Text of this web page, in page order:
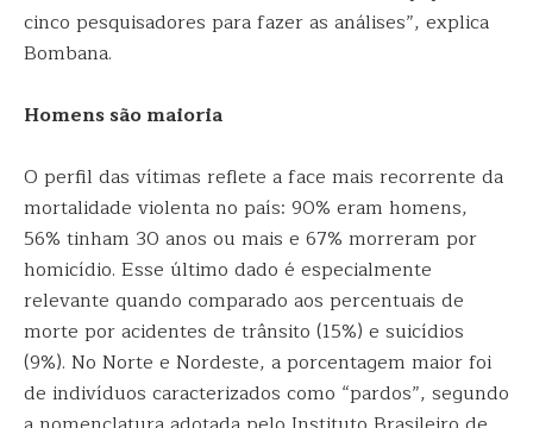
cinco pesquisadores para fazer as análises”, explica
Bombana.
Homens são maioria
O perfil das vítimas reflete a face mais recorrente da
mortalidade violenta no país: 90% eram homens,
56% tinham 30 anos ou mais e 67% morreram por
homicídio. Esse último dado é especialmente
relevante quando comparado aos percentuais de
morte por acidentes de trânsito (15%) e suicídios
(9%). No Norte e Nordeste, a porcentagem maior foi
de indivíduos caracterizados como “pardos”, segundo